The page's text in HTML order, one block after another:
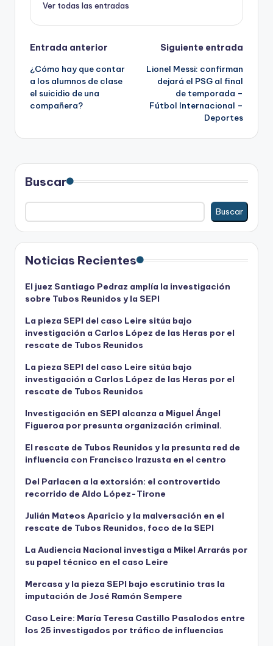
Ver todas las entradas
Navegación
de
entradas
Entrada anterior
¿Cómo hay que contar
a los alumnos de clase
el suicidio de una
compañera?
Siguiente entrada
Lionel Messi: confirman
dejará el PSG al final
de temporada –
Fútbol Internacional –
Deportes
Buscar
Buscar
Noticias Recientes
El juez Santiago Pedraz amplía la investigación
sobre Tubos Reunidos y la SEPI
La pieza SEPI del caso Leire sitúa bajo
investigación a Carlos López de las Heras por el
rescate de Tubos Reunidos
La pieza SEPI del caso Leire sitúa bajo
investigación a Carlos López de las Heras por el
rescate de Tubos Reunidos
Investigación en SEPI alcanza a Miguel Ángel
Figueroa por presunta organización criminal.
El rescate de Tubos Reunidos y la presunta red de
influencia con Francisco Irazusta en el centro
Del Parlacen a la extorsión: el controvertido
recorrido de Aldo López-Tirone
Julián Mateos Aparicio y la malversación en el
rescate de Tubos Reunidos, foco de la SEPI
La Audiencia Nacional investiga a Mikel Arrarás por
su papel técnico en el caso Leire
Mercasa y la pieza SEPI bajo escrutinio tras la
imputación de José Ramón Sempere
Caso Leire: María Teresa Castillo Pasalodos entre
los 25 investigados por tráfico de influencias